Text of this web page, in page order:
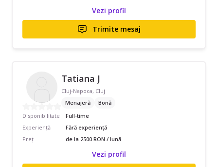
Vezi profil
Trimite mesaj
Tatiana J
Cluj-Napoca, Cluj
Menajeră
Bonă
Disponibilitate
Full-time
Experiență
Fără experiență
Preț
de la 2500 RON / lună
Vezi profil